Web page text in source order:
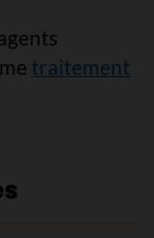
traitement